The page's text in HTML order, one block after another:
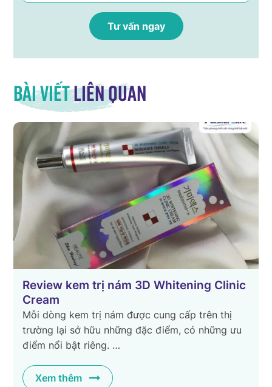
Bài viếtliên quan
TOP 3 loại kem trị nám bác sĩ da liễu
khuyên dùng
Nám sạm là vấn đề thường gặp trên da của chị
em phụ nữ gây ra nhiều phiền toái, phiền muộn
cho mỗi người. Có …
Xem thêm